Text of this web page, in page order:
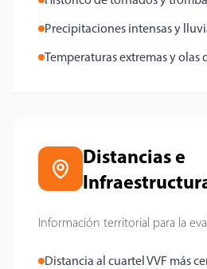
Precipitaciones intensas y
Temperaturas extremas y olas
Distancias e
Información territorial para la
Distancia al cuartel VVF más